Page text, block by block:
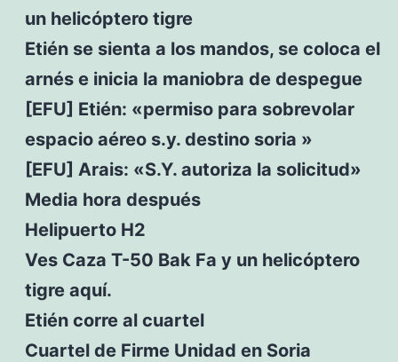
un helicóptero tigre
Etién se sienta a los mandos, se coloca el
arnés e inicia la maniobra de despegue
[EFU] Etién: «permiso para sobrevolar
espacio aéreo s.y. destino soria »
[EFU] Arais: «S.Y. autoriza la solicitud»
Media hora después
Helipuerto H2
Ves Caza T-50 Bak Fa y un helicóptero
tigre aquí.
Etién corre al cuartel
Cuartel de Firme Unidad en Soria